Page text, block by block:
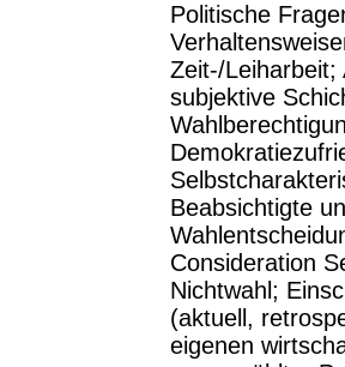
Politische Fragen (Issues). Politische Einstellungen und Verhaltensweisen. Meinungsbildung im Wahlkampf. Themen: Zeit-/Leiharbeit; Angst vor Stellenverlust, Betriebsverlust; subjektive Schichtzugehörigkeit; Kirchgangshäufigkeit; Wahlberechtigung; Politisches und wirtschaftliches Interesse; Demokratiezufriedenheit; Persönlichkeit, Big 5 (psychologische Selbstcharakterisierung); Wahlbeteiligungsabsicht; Beabsichtigte und tatsächliche Stimmabgabe; Wahlentscheidung (Sicherheit, Gründe, Schwierigkeit, Consideration Set, Consideration Set hypothetisch); Gründe für Nichtwahl; Einschätzung der eigenen wirtschaftlichen Lage (aktuell, retrospektiv, prospektiv); Verantwortlichkeit der eigenen wirtschaftlichen Lage; Sympathie-Skalometer ausgewählter Parteien (CDU, CSU, SPD, FDP, Bündnis90/Die Grünen, Die Linke, Piratenpartei, AfD); Wirtschaftliches Wissen (Arbeitslosenquote); Sympathie-Skalometer Regierung; Sympathie-Skalometer ausgewählter Politiker (Angela Merkel, Peer Steinbrück, Horst Seehofer, Rainer Brüderle, Jürgen Trittin, Gregor Gysi, Sigmar Gabriel, Bernd Lucke, Philipp Rösler, Kathrin Göhring-Eckardt, Bernd Schlömer, Sarah Wagenknecht, Christian Ude, Volker Bouffier, Thorsten Schäfer-Gümbel); Wichtigste nationale Probleme und Lösungskompetenz; Kanzlerpräferenz; Einschätzung (aktuell, retrospektiv, prospektiv) und Verantwortlichkeit der allgemeinen wirtschaftlichen Lage in Deutschland; Parteibewertungen (positive und negative Gefühle zu ausgewählten Parteien); Einschätzung der Gerechtigkeit der Gesellschaftsordnung in der Bundesrepublik; Gerechtigkeit (Entwicklung, Wichtigkeit, Verständnis, Ego, Merkel, Steinbrück); Links-Rechts-Einstufung der Parteien, Spitzenkandidaten (Angela Merkel, Peer Steinbrück) und des Befragten; Positionsissues (Parteien, Ego, Kanzlerkandidaten (Angela Merkel, Peer Steinbrück), Wichtigkeit) sozioökonomische Dimension, libertär-autoritäre Dimension (Zuzugsmöglichkeiten von Ausländern), Klimawandel; Efficacy und Wahlnorm; Ego-Positionen (Bankenregulierung, Adoption, Steuerverteilung, Unternehmensrettung, Gleichberechtigung, Obergrenze Managergehälter, Hartz-IV Zahlungen, Volksabstimmungen (Bundesebene), staatlicher Liberalismus, Betreuungsgeld, Atomkraft, Frauenquote in Führungspositionen, Maßnahmen gegen Einkommensunterschiede, gemeinnützige Arbeit für staatliche Unterstützung, Mindestlohn); Wichtigste Informationsquelle; Nutzung von Nachrichtensendungen (Tagesschau/Tagesthemen (ARD), Heute/Heute Journal (ZDF), RTL Aktuell, Sat.1 Nachrichten, andere); Nutzung von Printmedien, Tageszeitung (Bild-Zeitung, Frankfurter Rundschau, Frankfurter Allgemeine Zeitung, Süddeutsche Zeitung, Die tageszeitung (taz), Die Welt, andere); Nutzung von Online Zeitung (Spiegel, Focus, Die Zeit, Stern); Nutzung von Printmedien, Wochenzeitung (Spiegel, Focus, Die Zeit, Stern);